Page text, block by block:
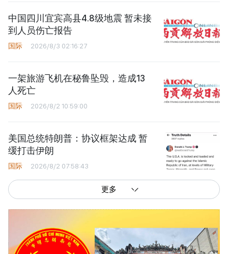
中国四川宜宾高县4.8级地震 暂未接
到人员伤亡报告
国际 2026/8/3 02:16:27
一架旅游飞机在秘鲁坠毁，造成13
人死亡
国际 2026/8/2 10:59:00
美国总统特朗普：协议框架达成 暂
缓打击伊朗
国际 2026/8/2 07:58:43
更多